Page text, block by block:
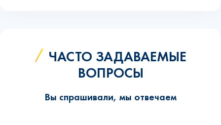
ЧАСТО ЗАДАВАЕМЫЕ
ВОПРОСЫ
Вы спрашивали, мы отвечаем